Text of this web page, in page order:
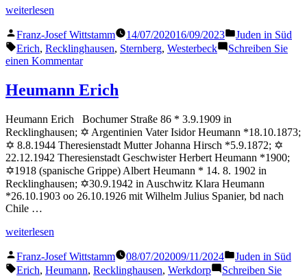
„Sternberg
weiterlesen
Veröffentlicht
von
Franz-Josef Wittstamm 14/07/202016/09/2023
Veröffentlicht
in
Juden in Süd
Schlagwörter:
Erich, Recklinghausen, Sternberg, Westerbeck
Schreiben Sie
einen Kommentarzu
Erich
Heumann Erich
Heumann Erich Bochumer Straße 86 * 3.9.1909 in
Recklinghausen; ✡ Argentinien Vater Isidor Heumann *18.10.1873;
✡ 8.8.1944 Theresienstadt Mutter Johanna Hirsch *5.9.1872; ✡
22.12.1942 Theresienstadt Geschwister Herbert Heumann *1900;
✡1918 (spanische Grippe) Albert Heumann * 14. 8. 1902 in
Recklinghausen; ✡30.9.1942 in Auschwitz Klara Heumann
*26.10.1903 oo 26.10.1926 mit Wilhelm Julius Spanier, bd nach
Chile …
„Heumann
weiterlesen
Veröffentlicht
von
Franz-Josef Wittstamm 08/07/202009/11/2024
Veröffentlicht
in
Juden in Süd
Schlagwörter:
Erich, Heumann, Recklinghausen, Werkdorp
Schreiben Sie